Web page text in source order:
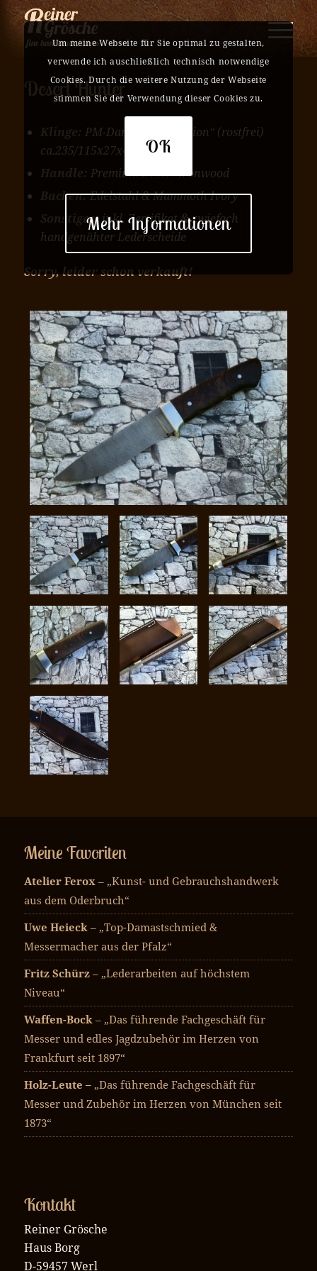
Desert Hunter
Klinge: PM-Damasteel „Torsion“ (rostfrei)
ca.235/115x27x4,0mm
Handle: Premium Desert Ironwood
Backen:Edelstahl & Mammoth Ivory
Sonstiges:inkl. Zertifikat & zwiefach
handgenähter Lederscheide
Sorry, leider schon verkauft!
Meine Favoriten
Atelier Ferox– „Kunst- und Gebrauchshandwerk
aus dem Oderbruch“
Uwe Heieck– „Top-Damastschmied &
Messermacher aus der Pfalz“
Fritz Schürz– „Lederarbeiten auf höchstem
Niveau“
Waffen-Bock– „Das führende Fachgeschäft für
Messer und edles Jagdzubehör im Herzen von
Frankfurt seit 1897“
Holz-Leute –„Das führende Fachgeschäft für
Messer und Zubehör im Herzen von München seit
1873“
Kontakt
Reiner Grösche
Haus Borg
D-59457 Werl
Um meine Webseite für Sie optimal zu gestalten,
verwende ich auschließlich technisch notwendige
Cookies. Durch die weitere Nutzung der Webseite
stimmen Sie der Verwendung dieser Cookies zu.
OK
Mehr Informationen